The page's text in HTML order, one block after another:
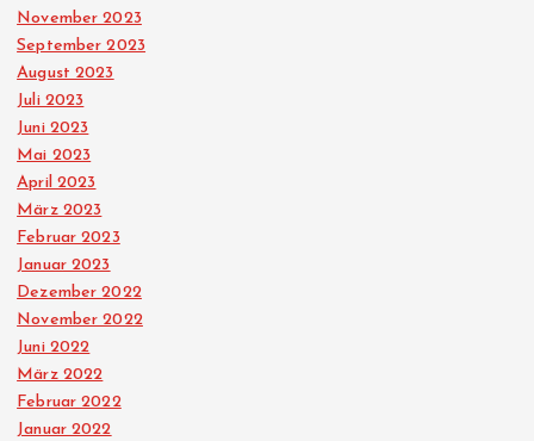
November 2023
September 2023
August 2023
Juli 2023
Juni 2023
Mai 2023
April 2023
März 2023
Februar 2023
Januar 2023
Dezember 2022
November 2022
Juni 2022
März 2022
Februar 2022
Januar 2022